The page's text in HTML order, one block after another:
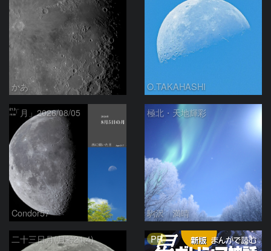
かあ O.TAKAHASHI
「月」2026/08/05
Condor57
極北・天地輝彩
駒沢 満晴
二十三日月(月齢21.4) PR